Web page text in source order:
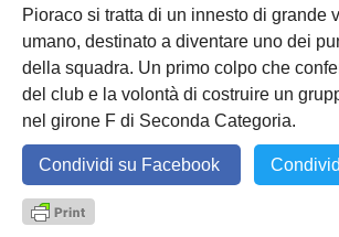
Pioraco si tratta di un innesto di grande
umano, destinato a diventare uno dei
della squadra. Un primo colpo che
del club e la volontà di costruire un
nel girone F di Seconda Categoria.
Condividi su Facebook